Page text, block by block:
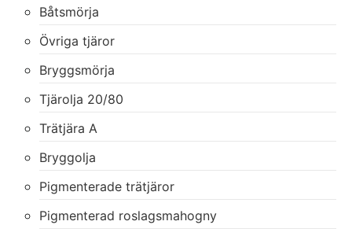
Båtsmörja
Övriga tjäror
Bryggsmörja
Tjärolja 20/80
Trätjära A
Bryggolja
Pigmenterade trätjäror
Pigmenterad roslagsmahogny